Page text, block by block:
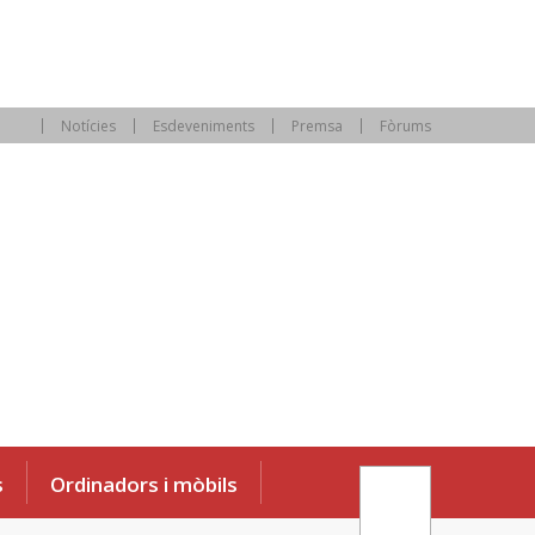
Notícies Esdeveniments Premsa Fòrums
Ordinadors i mòbils